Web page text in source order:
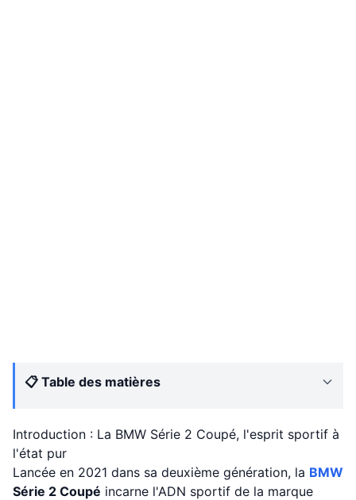
📋 Table des matières
Introduction : La BMW Série 2 Coupé, l'esprit sportif à
l'état pur
Lancée en 2021 dans sa deuxième génération, la BMW
Série 2 Coupé incarne l'ADN sportif de la marque